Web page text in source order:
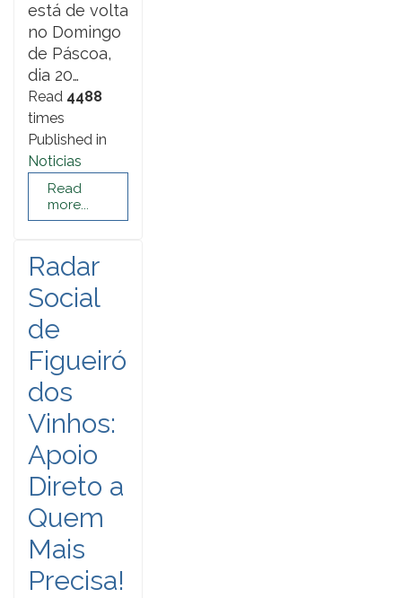
está de volta
no Domingo
de Páscoa,
dia 20…
Read 4488
times
Published in
Noticias
Read
more...
Radar
Social
de
Figueiró
dos
Vinhos:
Apoio
Direto a
Quem
Mais
Precisa!